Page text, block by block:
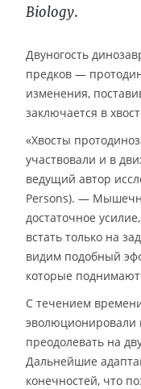
Biology.
Двуногость
предков —
изменения,
заключается в
«Хвосты
участвовали и в
ведущий автор
Persons). —
достаточное
встать только на
видим подобный
которые
С течением
эволюционировали
преодолевать на
Дальнейшие
конечностей, что